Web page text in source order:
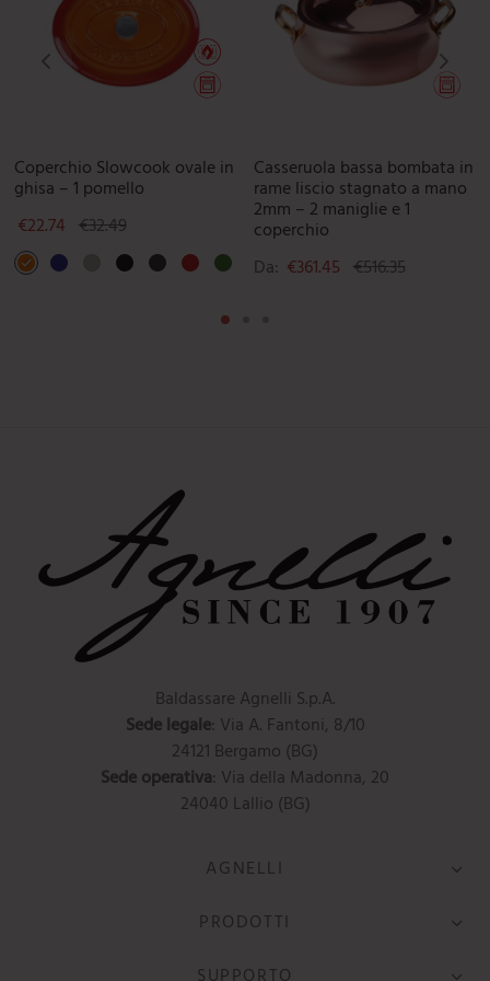
Coperchio Slowcook ovale in
ghisa – 1 pomello
€22.74 €32.49
Casseruola bassa bombata in
rame liscio stagnato a mano
2mm – 2 maniglie e 1
coperchio
Da: €361.45 €516.35
Baldassare Agnelli S.p.A.
Sede legale: Via A. Fantoni, 8/10
24121 Bergamo (BG)
Sede operativa: Via della Madonna, 20
24040 Lallio (BG)
AGNELLI
PRODOTTI